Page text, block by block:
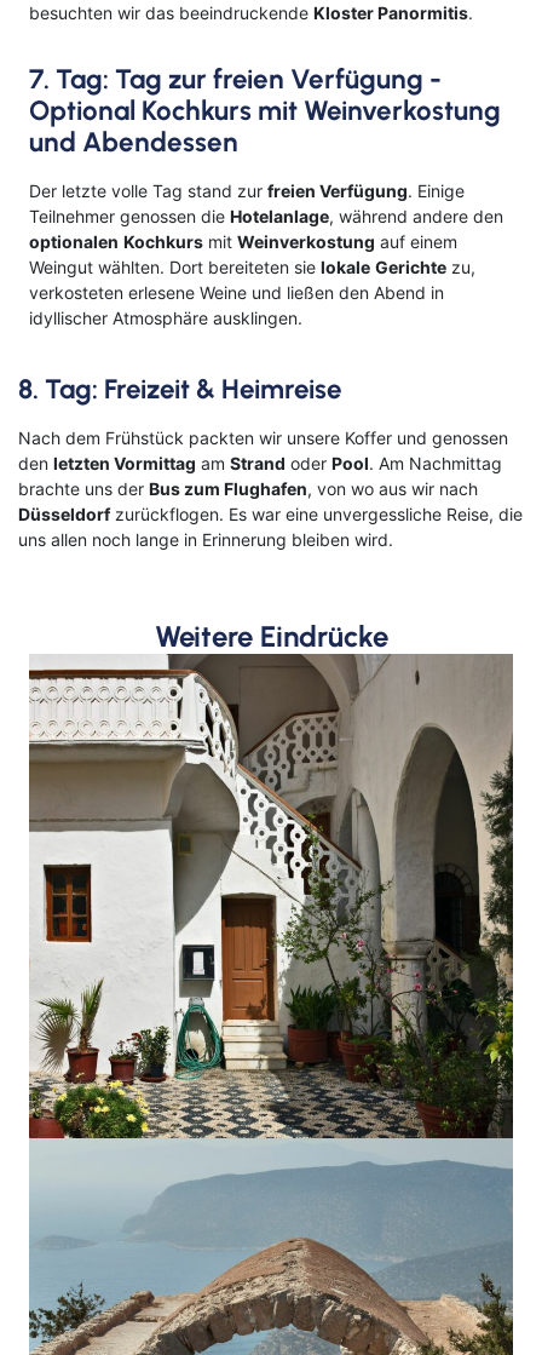
besuchten wir das beeindruckende Kloster Panormitis.
7. Tag: Tag zur freien Verfügung -
Optional Kochkurs mit Weinverkostung
und Abendessen
Der letzte volle Tag stand zur freien Verfügung. Einige
Teilnehmer genossen die Hotelanlage, während andere den
optionalen Kochkurs mit Weinverkostung auf einem
Weingut wählten. Dort bereiteten sie lokale Gerichte zu,
verkosteten erlesene Weine und ließen den Abend in
idyllischer Atmosphäre ausklingen.
8. Tag: Freizeit & Heimreise
Nach dem Frühstück packten wir unsere Koffer und genossen
den letzten Vormittag am Strand oder Pool. Am Nachmittag
brachte uns der Bus zum Flughafen, von wo aus wir nach
Düsseldorfzurückflogen. Es war eine unvergessliche Reise, die
uns allen noch lange in Erinnerung bleiben wird.
Weitere Eindrücke